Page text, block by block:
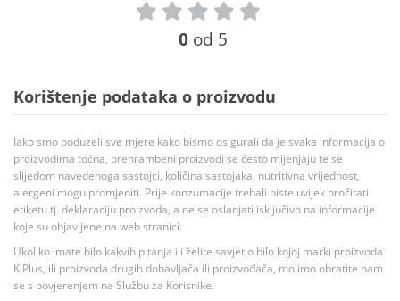
0 od 5
Korištenje podataka o proizvodu
Iako smo poduzeli sve mjere kako bismo osigurali da je svaka informacija o
proizvodima točna, prehrambeni proizvodi se često mijenjaju te se
slijedom navedenoga sastojci, količina sastojaka, nutritivna vrijednost,
alergeni mogu promjeniti. Prije konzumacije trebali biste uvijek pročitati
etiketu tj. deklaraciju proizvoda, a ne se oslanjati isključivo na informacije
koje su objavljene na web stranici.
Ukoliko imate bilo kakvih pitanja ili želite savjet o bilo kojoj marki proizvoda
K Plus, ili proizvoda drugih dobavljača ili proizvođača, molimo obratite nam
se s povjerenjem na Službu za Korisnike.